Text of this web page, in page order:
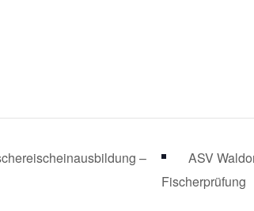
–
ASV
Fischerprüfung